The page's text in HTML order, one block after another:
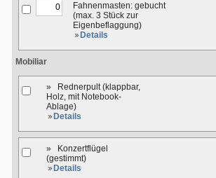
Fahnenmasten: gebucht
(max. 3 Stück zur
Eigenbeflaggung)
Details
Mobiliar
» Rednerpult (klappbar,
Holz, mit Notebook-
Ablage)
Details
» Konzertflügel
(gestimmt)
Details